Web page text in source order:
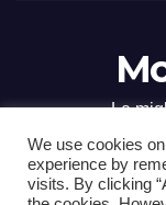
Le
We use cookies
experience by
visits. By clicking